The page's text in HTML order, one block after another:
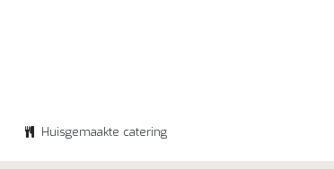
Huisgemaakte catering